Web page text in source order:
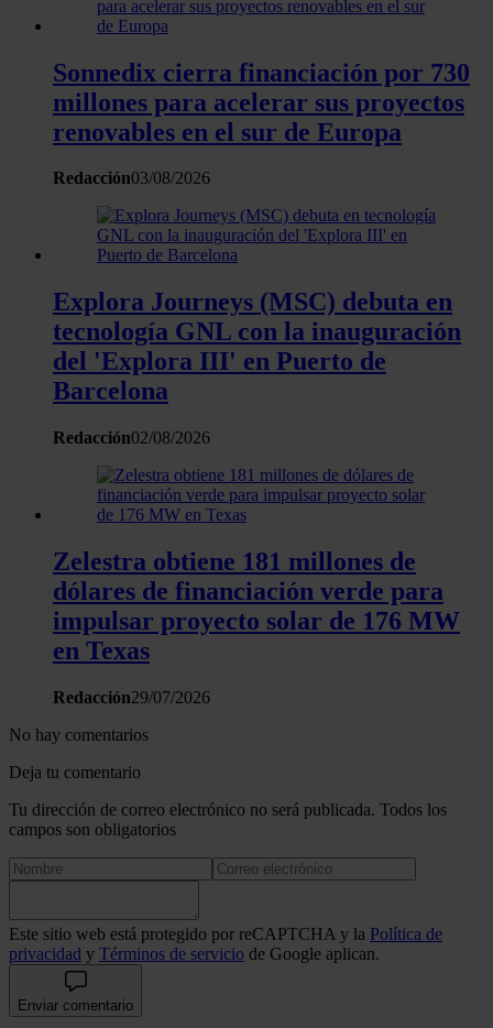
Sonnedix cierra financiación por 730
millones para acelerar sus proyectos
renovables en el sur de Europa
Redacción03/08/2026
Explora Journeys (MSC) debuta en
tecnología GNL con la inauguración
del 'Explora III' en Puerto de
Barcelona
Redacción02/08/2026
Zelestra obtiene 181 millones de
dólares de financiación verde para
impulsar proyecto solar de 176 MW
en Texas
Redacción29/07/2026
No hay comentarios
Deja tu comentario
Tu dirección de correo electrónico no será publicada. Todos los
campos son obligatorios
Este sitio web está protegido por reCAPTCHA y la Política de
privacidad y Términos de servicio de Google aplican.
Enviar comentario